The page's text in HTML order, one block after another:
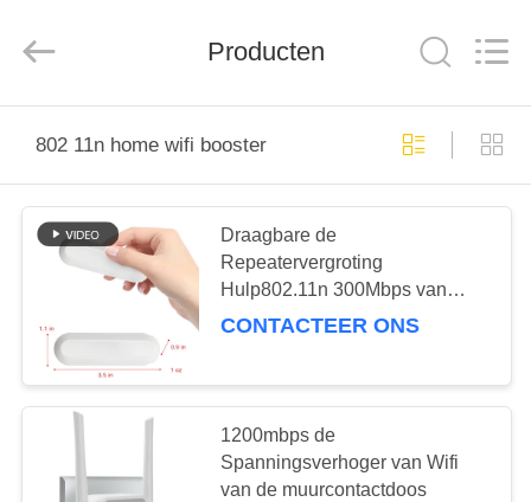
PRODUCTEN
ONGEVEER
FABRIEKSREIS
KWALITEITSCONTROLE
Communications
Rights
Producten
802 11n home wifi booster
Draagbare de
Repeatervergroting
Hulp802.11n 300Mbps van
USB WiFi
CONTACTEER ONS
1200mbps de
Spanningsverhoger van Wifi
van de muurcontactdoos